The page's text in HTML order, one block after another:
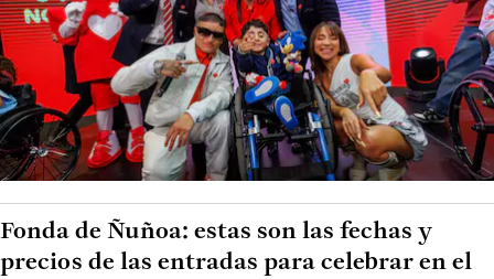
Fonda de Ñuñoa: estas son las fechas y
precios de las entradas para celebrar en el